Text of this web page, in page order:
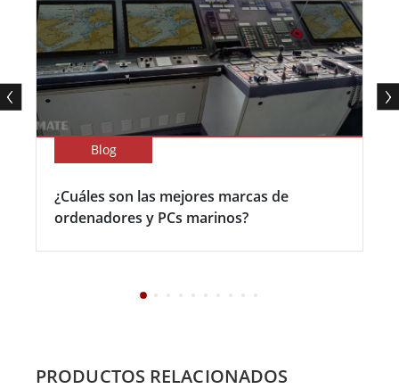
Blog
¿Cuáles son las mejores marcas de
ordenadores y PCs marinos?
PRODUCTOS RELACIONADOS